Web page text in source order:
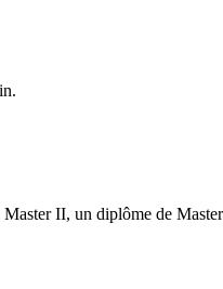
II, un diplôme de